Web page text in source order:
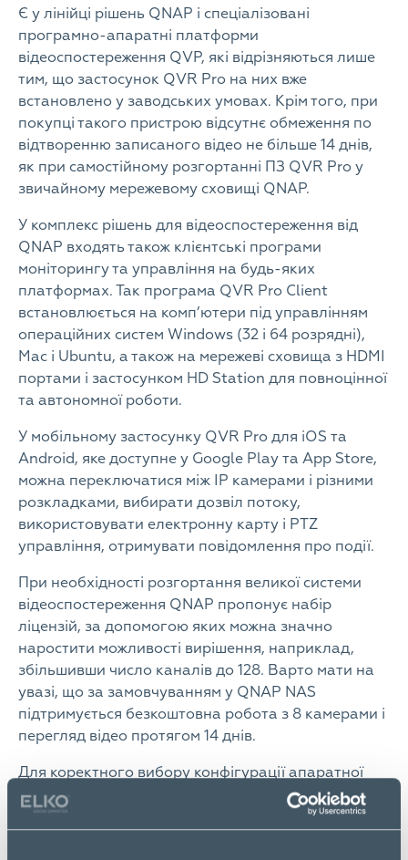
Є у лінійці рішень QNAP і спеціалізовані
програмно-апаратні платформи
відеоспостереження QVP, які відрізняються лише
тим, що застосунок QVR Pro на них вже
встановлено у заводських умовах. Крім того, при
покупці такого пристрою відсутнє обмеження по
відтворенню записаного відео не більше 14 днів,
як при самостійному розгортанні ПЗ QVR Pro у
звичайному мережевому сховищі QNAP.
У комплекс рішень для відеоспостереження від
QNAP входять також клієнтські програми
моніторингу та управління на будь-яких
платформах. Так програма QVR Pro Client
встановлюється на комп’ютери під управлінням
операційних систем Windows (32 і 64 розрядні),
Mac і Ubuntu, а також на мережеві сховища з HDMI
портами і застосунком HD Station для повноцінної
та автономної роботи.
У мобільному застосунку QVR Pro для iOS та
Android, яке доступне у Google Play та App Store,
можна переключатися між IP камерами і різними
розкладками, вибирати дозвіл потоку,
використовувати електронну карту і PTZ
управління, отримувати повідомлення про події.
При необхідності розгортання великої системи
відеоспостереження QNAP пропонує набір
ліцензій, за допомогою яких можна значно
наростити можливості вирішення, наприклад,
збільшивши число каналів до 128. Варто мати на
увазі, що за замовчуванням у QNAP NAS
підтримується безкоштовна робота з 8 камерами і
перегляд відео протягом 14 днів.
Для коректного вибору конфігурації апаратної
платформи мережевого сховища, на якому буде
розгортатися система відеоспостереження, є